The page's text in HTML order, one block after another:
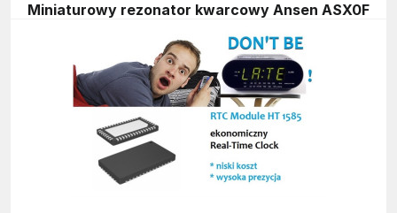
Miniaturowy rezonator kwarcowy Ansen ASX0F